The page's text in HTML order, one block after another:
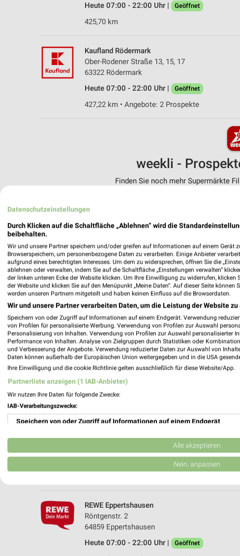
Heute 07:00 - 22:00 Uhr |
Geöffnet
425,70 km
Kaufland Rödermark
Ober-Rodener Straße 13, 15, 17
63322 Rödermark
Heute 07:00 - 22:00 Uhr |
Geöffnet
427,22 km • Angebote: 2 Prospekte
weekli -
Finden Sie noch mehr Supermärkte
✔Push-
Einkaufsliste -
Nutze weekli auch mobil – App
REWE Rodgau/Niederroden
63110 Rodgau/Niederroden
Heute 07:00 - 21:00 Uhr | Geöffnet
REWE Eppertshausen
Röntgenstr. 2
64859 Eppertshausen
Heute 07:00 - 22:00 Uhr |
Geöffnet
Datenschutzeinstellungen
Durch Klicken auf die Schaltfläche „Ablehnen“ wird die
beibehalten.
Wir und unsere Partner speichern und/oder greifen auf Informationen auf einem Gerät
Browserspeichern, um personenbezogene Daten zu verarbeiten. Einige Anbieter
aufgrund eines berechtigten Interesses. Um dem zu widersprechen, öffnen Sie die
ablehnen oder verwalten, indem Sie auf die Schaltfläche „Einstellungen verwalten“
der linken unteren Ecke der Website klicken. Um Ihre Einwilligung zu widerrufen,
der Website und klicken Sie auf den Menüpunkt „Meine Daten“. Auf dieser Seite
werden unseren Partnern mitgeteilt und haben keinen Einfluss auf die Browserdaten.
Wir und unsere Partner verarbeiten Daten, um die Leistung der Website
Speichern von oder Zugriff auf Informationen auf einem Endgerät. Verwendung
von Profilen für personalisierte Werbung. Verwendung von Profilen zur Auswahl
Personalisierung von Inhalten. Verwendung von Profilen zur Auswahl personalisierter
Performance von Inhalten. Analyse von Zielgruppen durch Statistiken oder
und Verbesserung der Angebote. Verwendung reduzierter Daten zur Auswahl von
Daten können außerhalb der Europäischen Union weitergegeben und in die USA
Ihre Einwilligung und die cookie Richtlinie gelten ausschließlich für diese Website/App.
Partnerliste anzeigen (1 IAB-Anbieter)
Wir nutzen Ihre Daten für folgende Zwecke:
IAB-Verarbeitungszwecke:
Speichern von oder Zugriff auf Informationen auf einem Endgerät
Verwendung reduzierter Daten zur Auswahl von Werbeanzeigen
Erstellung von Profilen für personalisierte Werbung
Erstellung von Profilen zur Personalisierung von Inhalten
Verwendung von Profilen zur Auswahl personalisierter Inhalte
Messung der Werbeleistung
Alle akzeptieren
Nein, anpassen